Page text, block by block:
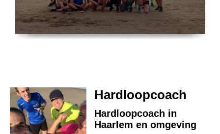
Hardloopcoach
Hardloopcoach in
Haarlem en omgeving